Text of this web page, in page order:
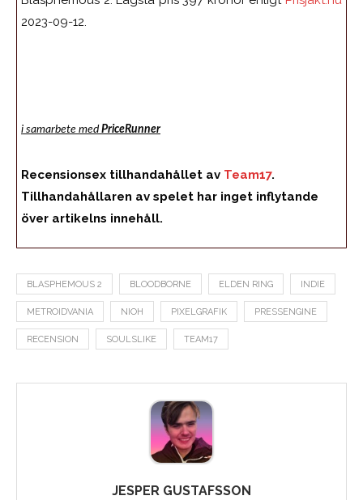
2023-09-12.
i samarbete med PriceRunner
Recensionsex tillhandahållet av Team17.
Tillhandahållaren av spelet har inget inflytande
över artikelns innehåll.
BLASPHEMOUS 2 BLOODBORNE ELDEN RING INDIE
METROIDVANIA NIOH PIXELGRAFIK PRESSENGINE
RECENSION SOULSLIKE TEAM17
JESPER GUSTAFSSON